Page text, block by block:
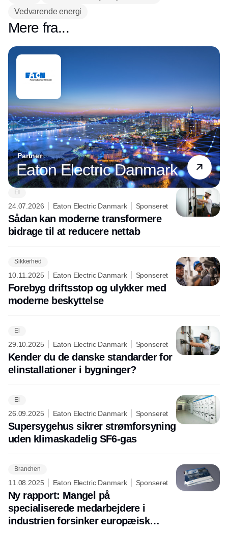
Vedvarende energi
Mere fra...
Partner
Eaton Electric Danmark
El
24.07.2026 Eaton Electric Danmark Sponseret
Sådan kan moderne transformere
bidrage til at reducere nettab
Sikkerhed
10.11.2025 Eaton Electric Danmark Sponseret
Forebyg driftsstop og ulykker med
moderne beskyttelse
El
29.10.2025 Eaton Electric Danmark Sponseret
Kender du de danske standarder for
elinstallationer i bygninger?
El
26.09.2025 Eaton Electric Danmark Sponseret
Supersygehus sikrer strømforsyning
uden klimaskadelig SF6-gas
Branchen
11.08.2025 Eaton Electric Danmark Sponseret
Ny rapport: Mangel på
specialiserede medarbejdere i
industrien forsinker europæisk